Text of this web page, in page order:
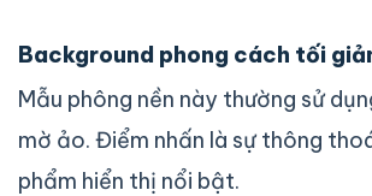
Background phong cách tối
Mẫu phông nền này thường sử
mờ ảo. Điểm nhấn là sự thông
phẩm hiển thị nổi bật.